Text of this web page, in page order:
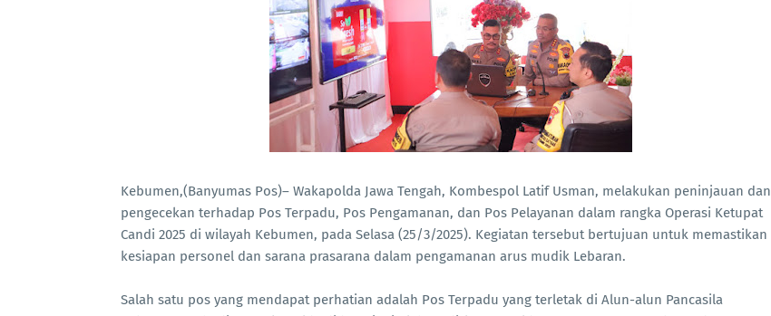
Kebumen,(Banyumas Pos)– Wakapolda Jawa Tengah, Kombespol Latif Usman, melakukan peninjauan dan
pengecekan terhadap Pos Terpadu, Pos Pengamanan, dan Pos Pelayanan dalam rangka Operasi Ketupat
Candi 2025 di wilayah Kebumen, pada Selasa (25/3/2025). Kegiatan tersebut bertujuan untuk memastikan
kesiapan personel dan sarana prasarana dalam pengamanan arus mudik Lebaran.
Salah satu pos yang mendapat perhatian adalah Pos Terpadu yang terletak di Alun-alun Pancasila